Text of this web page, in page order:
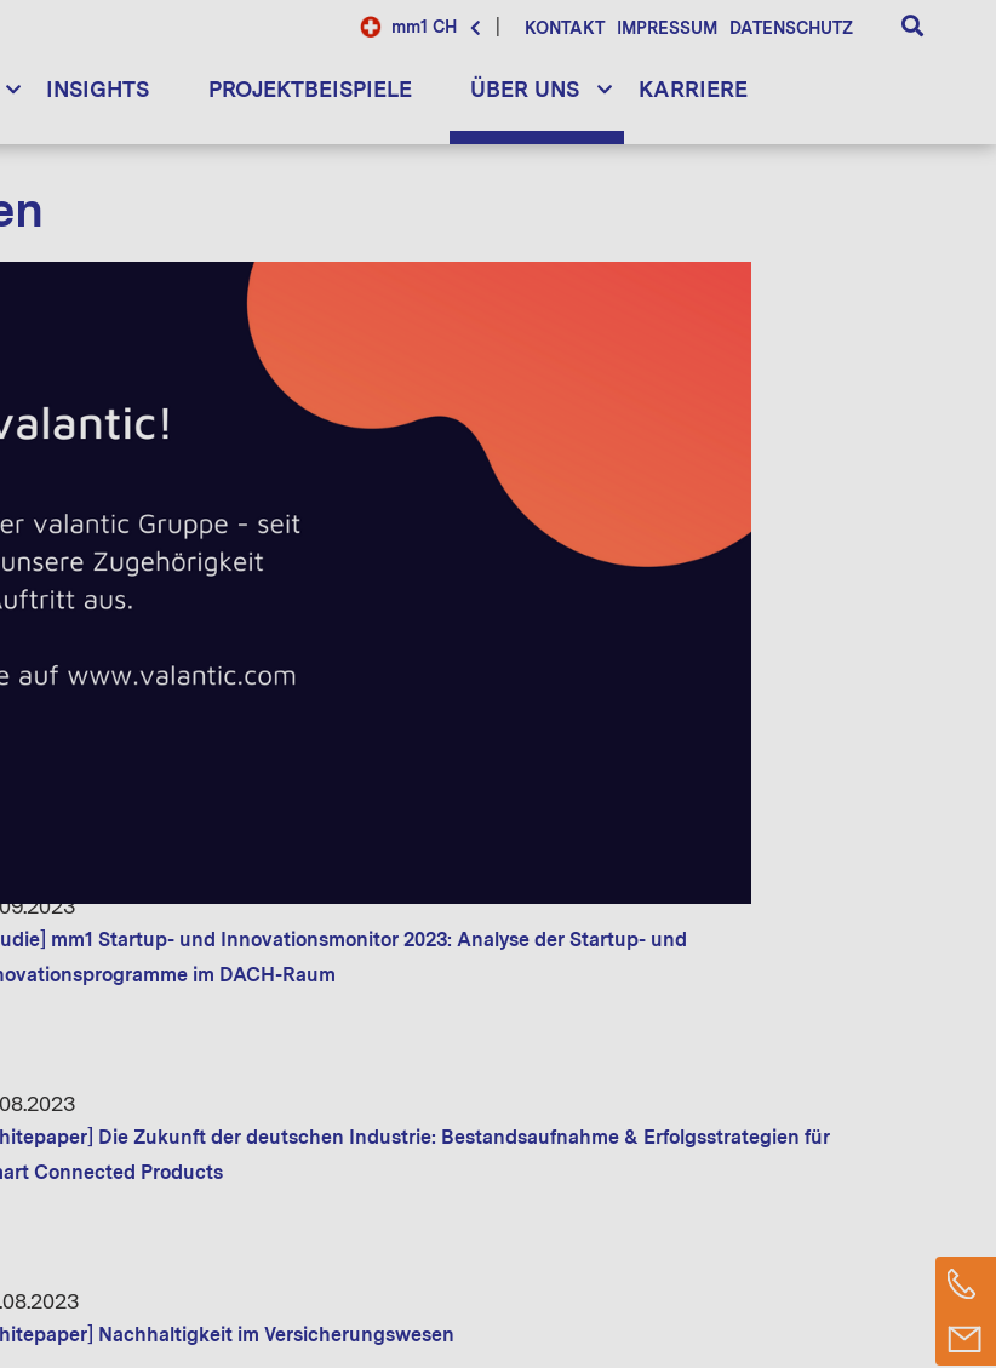
INSIGHTS PROJEKTBEISPIELE ÜBER UNS KARRIERE
mm1 CH KONTAKT IMPRESSUM DATENSCHUTZ
Emergency Services: Connectivity and framework
Found in Space! - The why, how & what of satellite connectivity
mm1 Startup- und Innovationsmonitor 2023: Analyse der Startup- und
im DACH-Raum
Die Zukunft der deutschen Industrie: Bestandsaufnahme & Erfolgsstrategien für
Connected Products
Nachhaltigkeit im Versicherungswesen